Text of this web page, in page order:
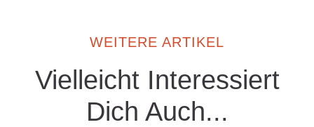
WEITERE ARTIKEL
Vielleicht Interessiert
Dich Auch...